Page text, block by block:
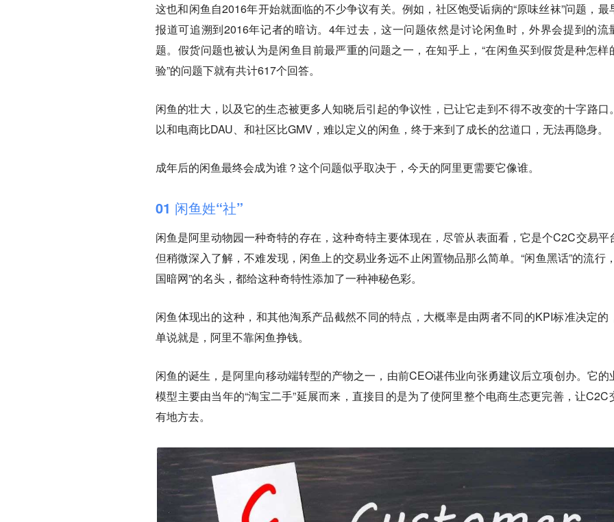
这也和闲鱼自2016年开始就面临的不少争议有关。例如，社区饱受诟病的“原味丝袜”问题，最
报道可追溯到2016年记者的暗访。4年过去，这一问题依然是讨论闲鱼时，外界会提到的流
题。假货问题也被认为是闲鱼目前最严重的问题之一，在知乎上，“在闲鱼买到假货是种怎样
验”的问题下就有共计617个回答。
闲鱼的壮大，以及它的生态被更多人知晓后引起的争议性，已让它走到不得不改变的十字路口
以和电商比DAU、和社区比GMV，难以定义的闲鱼，终于来到了成长的岔道口，无法再隐身。
成年后的闲鱼最终会成为谁？这个问题似乎取决于，今天的阿里更需要它像谁。
01 闲鱼姓“社”
闲鱼是阿里动物园一种奇特的存在，这种奇特主要体现在，尽管从表面看，它是个C2C交易平
但稍微深入了解，不难发现，闲鱼上的交易业务远不止闲置物品那么简单。“闲鱼黑话”的流行
国暗网”的名头，都给这种奇特性添加了一种神秘色彩。
闲鱼体现出的这种，和其他淘系产品截然不同的特点，大概率是由两者不同的KPI标准决定的
单说就是，阿里不靠闲鱼挣钱。
闲鱼的诞生，是阿里向移动端转型的产物之一，由前CEO谌伟业向张勇建议后立项创办。它的
模型主要由当年的“淘宝二手”延展而来，直接目的是为了使阿里整个电商生态更完善，让C2C
有地方去。